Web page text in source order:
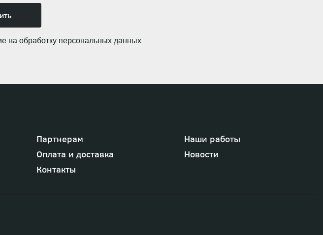
на обработку персональных данных
Партнерам
Наши работы
Оплата и доставка
Новости
Контакты